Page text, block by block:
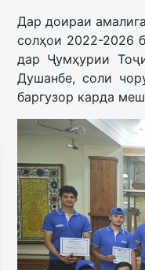
Дар доираи
солҳои 2022-2026
дар Ҷумҳурии
Душанбе, соли
баргузор карда